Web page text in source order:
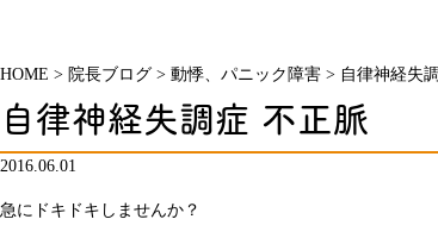
HOME > 院長ブログ > 動悸、パニック障害 > 自律神経失
自律神経失調症 不正脈
2016.06.01
急にドキドキしませんか？